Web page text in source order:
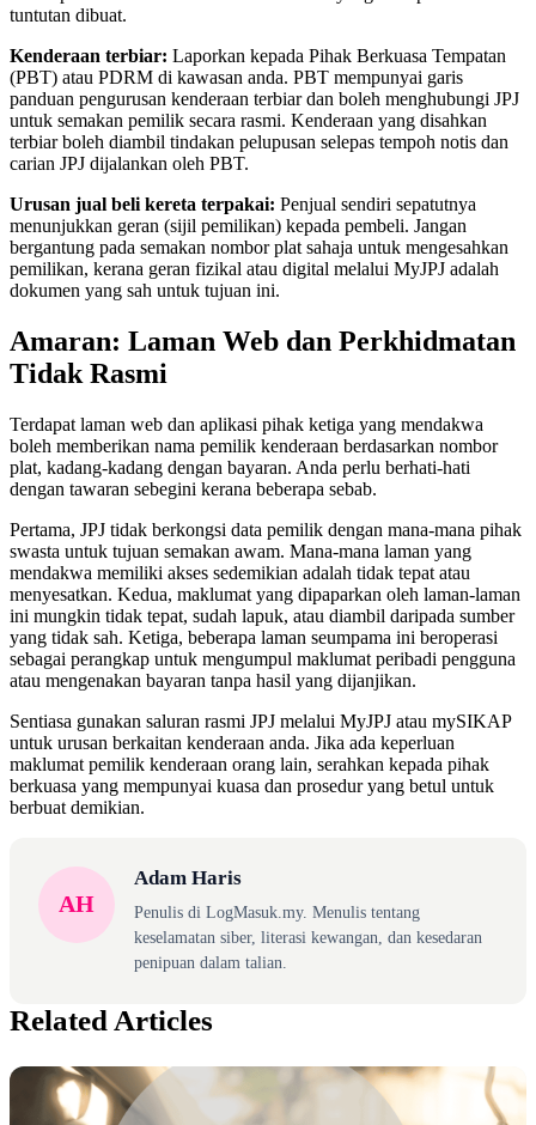
tuntutan dibuat.
Kenderaan terbiar: Laporkan kepada Pihak Berkuasa Tempatan
(PBT) atau PDRM di kawasan anda. PBT mempunyai garis
panduan pengurusan kenderaan terbiar dan boleh menghubungi JPJ
untuk semakan pemilik secara rasmi. Kenderaan yang disahkan
terbiar boleh diambil tindakan pelupusan selepas tempoh notis dan
carian JPJ dijalankan oleh PBT.
Urusan jual beli kereta terpakai: Penjual sendiri sepatutnya
menunjukkan geran (sijil pemilikan) kepada pembeli. Jangan
bergantung pada semakan nombor plat sahaja untuk mengesahkan
pemilikan, kerana geran fizikal atau digital melalui MyJPJ adalah
dokumen yang sah untuk tujuan ini.
Amaran: Laman Web dan Perkhidmatan
Tidak Rasmi
Terdapat laman web dan aplikasi pihak ketiga yang mendakwa
boleh memberikan nama pemilik kenderaan berdasarkan nombor
plat, kadang-kadang dengan bayaran. Anda perlu berhati-hati
dengan tawaran sebegini kerana beberapa sebab.
Pertama, JPJ tidak berkongsi data pemilik dengan mana-mana pihak
swasta untuk tujuan semakan awam. Mana-mana laman yang
mendakwa memiliki akses sedemikian adalah tidak tepat atau
menyesatkan. Kedua, maklumat yang dipaparkan oleh laman-laman
ini mungkin tidak tepat, sudah lapuk, atau diambil daripada sumber
yang tidak sah. Ketiga, beberapa laman seumpama ini beroperasi
sebagai perangkap untuk mengumpul maklumat peribadi pengguna
atau mengenakan bayaran tanpa hasil yang dijanjikan.
Sentiasa gunakan saluran rasmi JPJ melalui MyJPJ atau mySIKAP
untuk urusan berkaitan kenderaan anda. Jika ada keperluan
maklumat pemilik kenderaan orang lain, serahkan kepada pihak
berkuasa yang mempunyai kuasa dan prosedur yang betul untuk
berbuat demikian.
AH
Adam Haris
Penulis di LogMasuk.my. Menulis tentang
keselamatan siber, literasi kewangan, dan kesedaran
penipuan dalam talian.
Related Articles